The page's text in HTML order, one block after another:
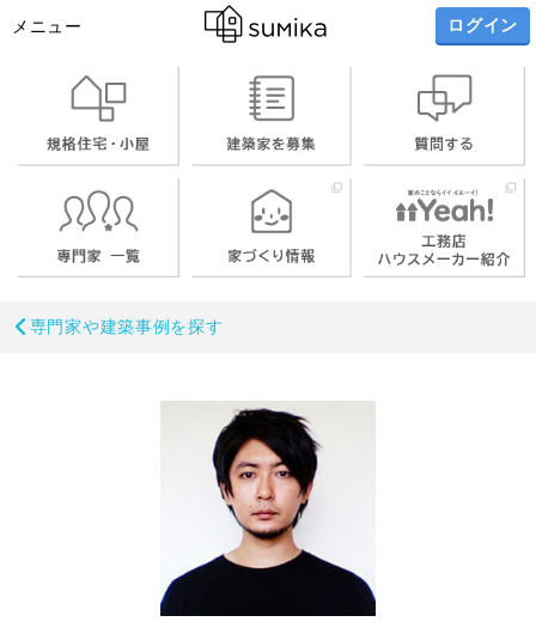
メニュー ログイン
専門家や建築事例を探す